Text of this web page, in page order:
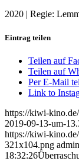
2020 | Regie:
Eintrag teilen
Teilen auf
Teilen auf
Per E-Mail
Link to
https://kiwi-
2019-09-13-um-
https://kiwi-
321x104.png admin
18:32:26